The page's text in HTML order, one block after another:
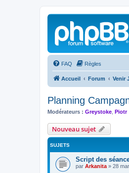
FAQ Règles
Accueil Forum Venir
Planning
Modérateurs : Greystoke Piotr
Nouveau sujet
SUJETS
Script des
par Arkanita » 28